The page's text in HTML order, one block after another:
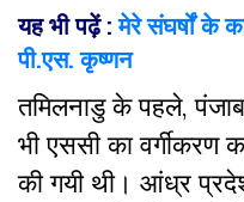
यह भी पढ़ें :मेरे संघर्षों के
पी.एस. कृष्णन
तमिलनाडु के पहले,
भी एससी का वर्गीकरण
की गयी थी। आंध्र